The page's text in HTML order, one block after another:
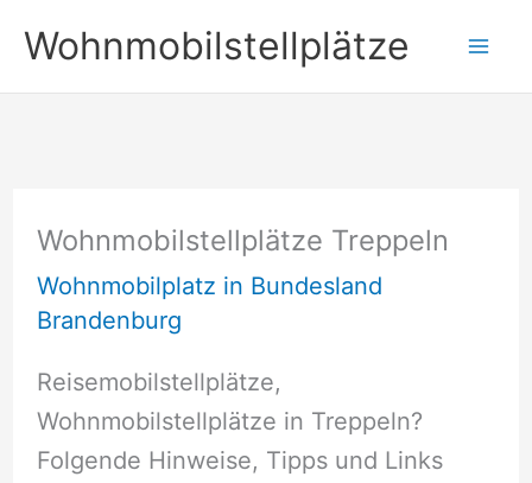
Inhalt
springen
Wohnmobilstellplätze
Wohnmobilstellplätze Treppeln
Wohnmobilplatz in Bundesland
Brandenburg
Reisemobilstellplätze,
Wohnmobilstellplätze in Treppeln?
Folgende Hinweise, Tipps und Links